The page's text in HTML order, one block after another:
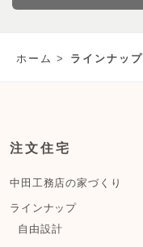
ホーム ラインナップ
注文住宅
中田工務店の家づくり
ラインナップ
自由設計